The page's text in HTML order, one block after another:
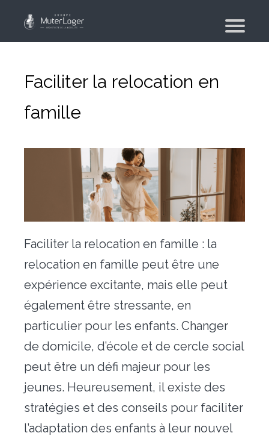
Nos engagements
Moving Planner
Votre recherche de logement
Recherche de logement pour les militaires –
Mut’Actions
Votre agence immobilière
Location saisonnière
Déménagement
Déménagement particulier & collaborateur
Déménagement militaire – PFMD Officielle
Transfert de bureaux
Conciergerie
Nos outils
Faciliter la relocation en
famille
Faciliter la relocation en famille : la
relocation en famille peut être une
expérience excitante, mais elle peut
également être stressante, en
particulier pour les enfants. Changer
de domicile, d’école et de cercle social
peut être un défi majeur pour les
jeunes. Heureusement, il existe des
stratégies et des conseils pour faciliter
l’adaptation des enfants à leur nouvel